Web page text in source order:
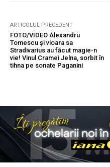
ARTICOLUL PRECEDENT
FOTO/VIDEO Alexandru
Tomescu și vioara sa
Stradivarius au făcut magie-n
vie! Vinul Cramei Jelna, sorbit în
tihna pe sonate Paganini